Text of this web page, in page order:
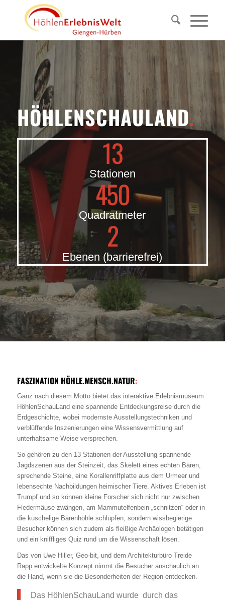
HÖHLENSCHAULAND.
13
Stationen
450
Quadratmeter
2
Ebenen (barrierefrei)
FASZINATION HÖHLE.MENSCH.NATUR:
Ganz nach diesem Motto bietet das interaktive Erlebnismuseum
HöhlenSchauLand eine spannende Entdeckungsreise durch die
Erdgeschichte, wobei modernste Ausstellungstechniken und
verblüffende Inszenierungen eine Wissensvermittlung auf
unterhaltsame Weise versprechen.
So gehören zu den 13 Stationen der Ausstellung spannende
Jagdszenen aus der Steinzeit, das Skelett eines echten Bären,
sprechende Steine, eine Korallenriffplatte aus dem Urmeer und
lebensechte Nachbildungen heimischer Tiere. Aktives Erleben ist
Trumpf und so können kleine Forscher sich nicht nur zwischen
Fledermäuse zwängen, am Mammutelfenbein „schnitzen“ oder in
die kuschelige Bärenhöhle schlüpfen, sondern wissbegierige
Besucher können sich zudem als fleißige Archäologen betätigen
und ein kniffliges Quiz rund um die Wissenschaft lösen.
Das von Uwe Hiller, Geo-bit, und dem Architekturbüro Treide
Rapp entwickelte Konzept nimmt die Besucher anschaulich an
die Hand, wenn sie die Besonderheiten der Region entdecken.
Das HöhlenSchauLand wurde durch das